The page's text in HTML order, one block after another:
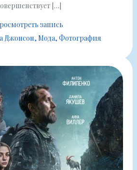
[…]
запись
Джонсон Мода Фотография